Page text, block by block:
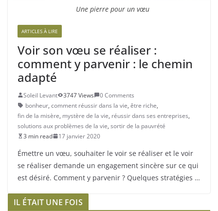
Une pierre pour un vœu
ARTICLES À LIRE
Voir son vœu se réaliser :
comment y parvenir : le chemin
adapté
Soleil Levant 3747 Views
0 Comments
bonheur, comment réussir dans la vie, être riche,
fin de la misère, mystère de la vie, réussir dans ses entreprises,
solutions aux problèmes de la vie, sortir de la pauvrété
3 min read
17 janvier 2020
Émettre un vœu, souhaiter le voir se réaliser et le voir
se réaliser demande un engagement sincère sur ce qui
est désiré. Comment y parvenir ? Quelques stratégies …
IL ÉTAIT UNE FOIS